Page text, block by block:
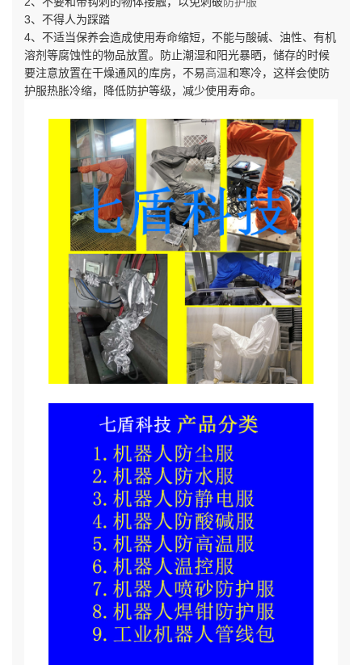
3、不得人为踩踏
4、不适当保养会造成使用寿命缩短，不能与酸碱、油性、有机
溶剂等腐蚀性的物品放置。防止潮湿和阳光暴晒，储存的时候
要注意放置在干燥通风的库房，不易高温和寒冷，这样会使防
护服热胀冷缩，降低防护等级，减少使用寿命。